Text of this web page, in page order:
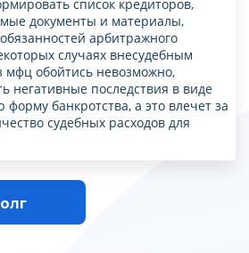
список кредиторов,
документы и материалы,
арбитражного
случаях внесудебным
мфц обойтись невозможно,
негативные последствия в виде
банкротства, а это влечет за
судебных расходов для